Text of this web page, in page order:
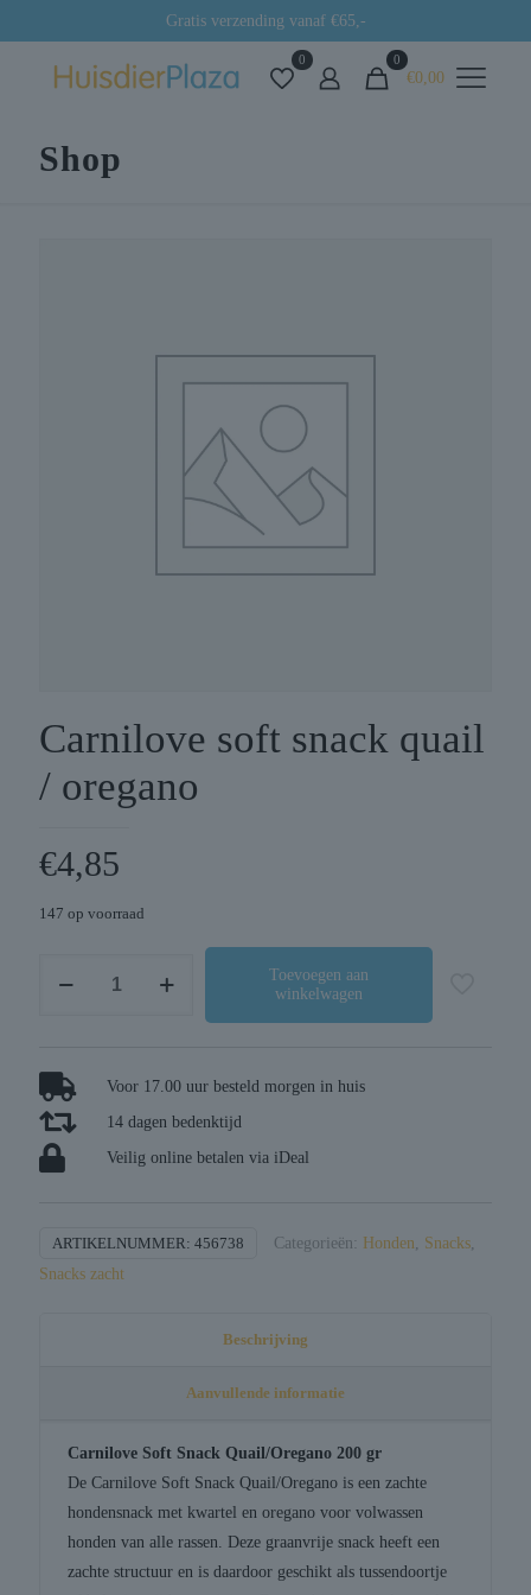
Gratis verzending vanaf €65,-
0 0
€0,00
Shop
Carnilove soft snack quail
/ oregano
€4,85
147 op voorraad
oregano
aantal
Toevoegen aan
winkelwagen
Voor 17.00 uur besteld morgen in huis
14 dagen bedenktijd
Veilig online betalen via iDeal
ARTIKELNUMMER: 456738 Categorieën: Honden, Snacks,
Snacks zacht
Beschrijving
Aanvullende informatie
Carnilove Soft Snack Quail/Oregano 200 gr
De Carnilove Soft Snack Quail/Oregano is een zachte
hondensnack met kwartel en oregano voor volwassen
honden van alle rassen. Deze graanvrije snack heeft een
zachte structuur en is daardoor geschikt als tussendoortje